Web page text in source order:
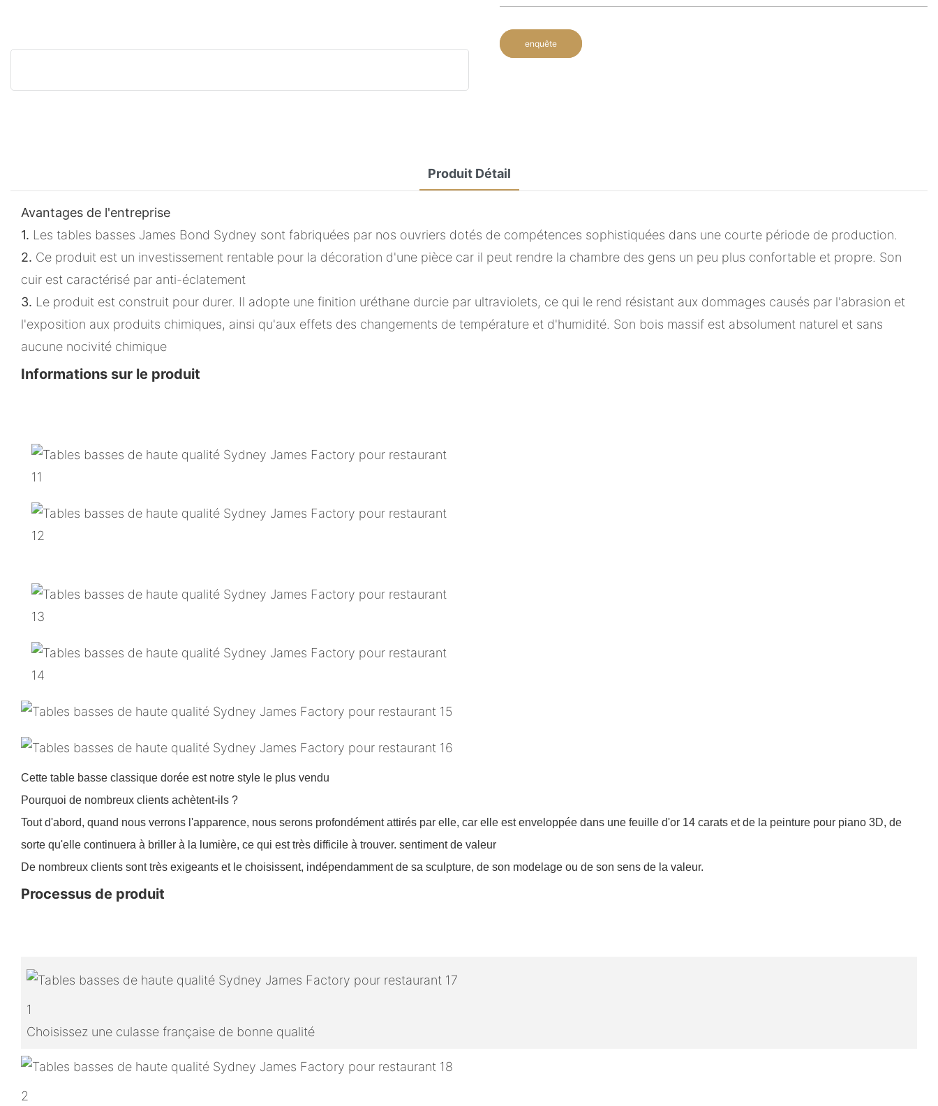
enquête
Produit Détail
Avantages de l'entreprise
1. Les tables basses James Bond Sydney sont fabriquées par nos ouvriers dotés de compétences sophistiquées dans une courte période de production.
2. Ce produit est un investissement rentable pour la décoration d'une pièce car il peut rendre la chambre des gens un peu plus confortable et propre. Son
cuir est caractérisé par anti-éclatement
3. Le produit est construit pour durer. Il adopte une finition uréthane durcie par ultraviolets, ce qui le rend résistant aux dommages causés par l'abrasion et
l'exposition aux produits chimiques, ainsi qu'aux effets des changements de température et d'humidité. Son bois massif est absolument naturel et sans
aucune nocivité chimique
Informations sur le produit
Cette table basse classique dorée est notre style le plus vendu
Pourquoi de nombreux clients achètent-ils ?
Tout d'abord, quand nous verrons l'apparence, nous serons profondément attirés par elle, car elle est enveloppée dans une feuille d'or 14 carats et de la peinture pour piano 3D, de
sorte qu'elle continuera à briller à la lumière, ce qui est très difficile à trouver. sentiment de valeur
De nombreux clients sont très exigeants et le choisissent, indépendamment de sa sculpture, de son modelage ou de son sens de la valeur.
Processus de produit
1
Choisissez une culasse française de bonne qualité
2